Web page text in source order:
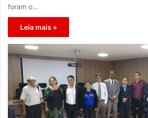
foram o…
Leia mais »